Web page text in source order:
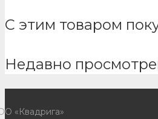
С этим товаром
Недавно
«Квадрига»